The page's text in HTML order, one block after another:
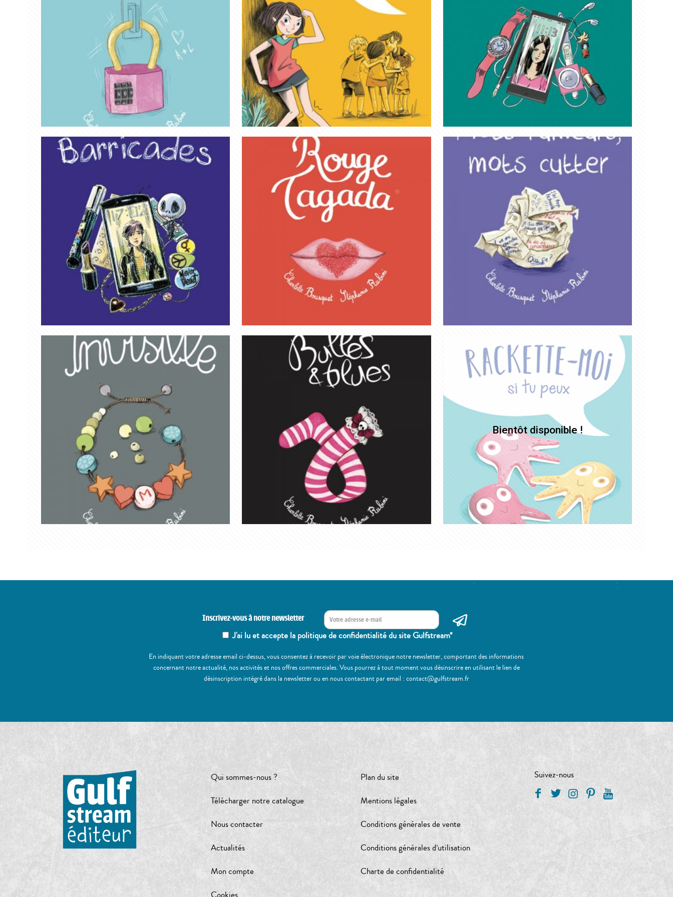
Inscrivez-vous à notre newsletter
J'ai lu et accepte la politique de confidentialité du site Gulfstream*
En indiquant votre adresse email ci-dessus, vous consentez à recevoir par voie électronique notre newsletter, comportant des informations
concernant notre actualité, nos activités et nos offres commerciales. Vous pourrez à tout moment vous désinscrire en utilisant le lien de
désinscription intégré dans la newsletter ou en nous contactant par email : contact@gulfstream.fr
Qui sommes-nous ?
Télécharger notre catalogue
Nous contacter
Actualités
Mon compte
Plan du site
Mentions légales
Conditions générales de vente
Conditions générales d’utilisation
Charte de confidentialité
Suivez-nous